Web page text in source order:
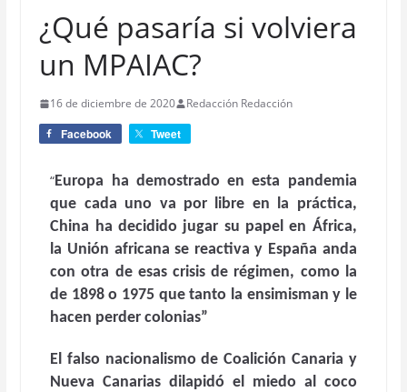
¿Qué pasaría si volviera
un MPAIAC?
16 de diciembre de 2020 Redacción Redacción
Facebook Tweet
“Europa ha demostrado en esta pandemia
que cada uno va por libre en la práctica,
China ha decidido jugar su papel en África,
la Unión africana se reactiva y España anda
con otra de esas crisis de régimen, como la
de 1898 o 1975 que tanto la ensimisman y le
hacen perder colonias”
El falso nacionalismo de Coalición Canaria y
Nueva Canarias dilapidó el miedo al coco